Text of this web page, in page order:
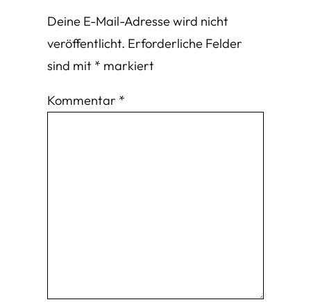
Deine E-Mail-Adresse wird nicht
veröffentlicht. Erforderliche Felder
sind mit * markiert
Kommentar *